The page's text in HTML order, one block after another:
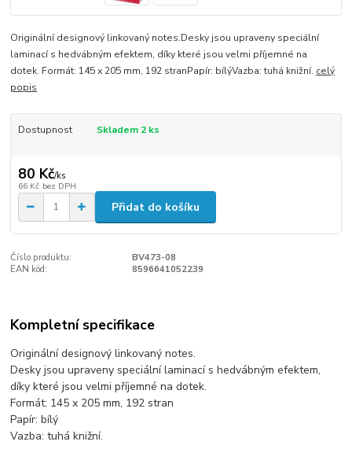
Originální designový linkovaný notes.Desky jsou upraveny speciální
laminací s hedvábným efektem, díky které jsou velmi příjemné na
dotek. Formát: 145 x 205 mm, 192 stranPapír: bílýVazba: tuhá knižní. celý
popis
Dostupnost Skladem 2 ks
80 Kč/ks
66 Kč bez DPH
Přidat do košíku
Číslo produktu:
BV473-08
EAN kód:
8596641052239
Kompletní specifikace
Originální designový linkovaný notes.
Desky jsou upraveny speciální laminací s hedvábným efektem,
díky které jsou velmi příjemné na dotek.
Formát: 145 x 205 mm, 192 stran
Papír: bílý
Vazba: tuhá knižní.